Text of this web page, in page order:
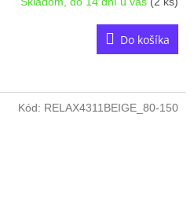
Do košíka
Kód: RELAX4311BEIGE_80-150